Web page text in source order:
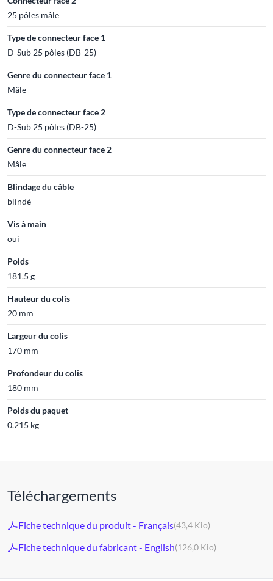
25 pôles mâle
Type de connecteur face 1
D-Sub 25 pôles (DB-25)
Genre du connecteur face 1
Mâle
Type de connecteur face 2
D-Sub 25 pôles (DB-25)
Genre du connecteur face 2
Mâle
Blindage du câble
blindé
Vis à main
oui
Poids
181.5 g
Hauteur du colis
20 mm
Largeur du colis
170 mm
Profondeur du colis
180 mm
Poids du paquet
0.215 kg
Téléchargements
Fiche technique du produit - Français(43,4 Kio)
Fiche technique du fabricant - English(126,0 Kio)